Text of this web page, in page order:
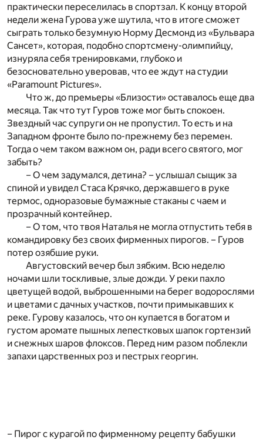
практически переселилась в спортзал. К концу второй
недели жена Гурова уже шутила, что в итоге сможет
сыграть только безумную Норму Десмонд из «Бульвара
Сансет», которая, подобно спортсмену-олимпийцу,
изнуряла себя тренировками, глубоко и
безосновательно уверовав, что ее ждут на студии
«Paramount Pictures».
Что ж, до премьеры «Близости» оставалось еще два
месяца. Так что тут Гуров тоже мог быть спокоен.
Звездный час супруги он не пропустил. То есть и на
Западном фронте было по-прежнему без перемен.
Тогда о чем таком важном он, ради всего святого, мог
забыть?
– О чем задумался, детина? – услышал сыщик за
спиной и увидел Стаса Крячко, державшего в руке
термос, одноразовые бумажные стаканы с чаем и
прозрачный контейнер.
– О том, что твоя Наталья не могла отпустить тебя в
командировку без своих фирменных пирогов. – Гуров
потер озябшие руки.
Августовский вечер был зябким. Всю неделю
ночами шли тоскливые, злые дожди. У реки пахло
цветущей водой, выброшенными на берег водорослями
и цветами с дачных участков, почти примыкавших к
реке. Гурову казалось, что он купается в богатом и
густом аромате пышных лепестковых шапок гортензий
и снежных шаров флоксов. Перед ним разом поблекли
запахи царственных роз и пестрых георгин.
– Пирог с курагой по фирменному рецепту бабушки